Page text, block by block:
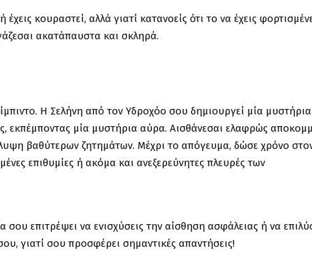
κουραστεί, αλλά γιατί κατανοείς ότι το να έχεις
ακατάπαυστα και σκληρά.
Η Σελήνη από τον Υδροχόο σου δημιουργεί μία μυστήρια
εκπέμποντας μία μυστήρια αύρα. Αισθάνεσαι ελαφρώς
βαθύτερων ζητημάτων. Μέχρι το απόγευμα, δώσε χρόνο
επιθυμίες ή ακόμα και ανεξερεύνητες πλευρές των
επιτρέψει να ενισχύσεις την αίσθηση ασφάλειας ή να
γιατί σου προσφέρει σημαντικές απαντήσεις!